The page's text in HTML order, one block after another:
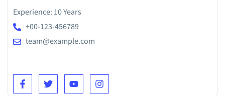
Experience: 10 Years
+00-123-456789
team@example.com